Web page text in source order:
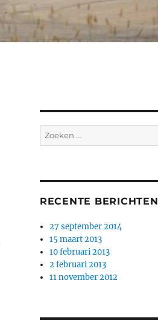
Zoeken
naar:
RECENTE BERICHTEN
27 september 2014
15 maart 2013
10 februari 2013
2 februari 2013
11 november 2012